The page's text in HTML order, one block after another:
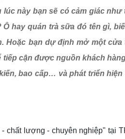
này bạn sẽ có cảm giác như
hay quán trà sữa đó tên gì,
bạn dự định mở một cửa
cận được nguồn khách
bao cấp… và phát triển hiện
chất lượng - chuyên nghiệp" tại